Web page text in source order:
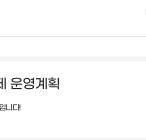
운영계획
니다!